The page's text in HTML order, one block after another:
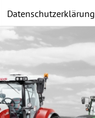
Datenschutzerklärung